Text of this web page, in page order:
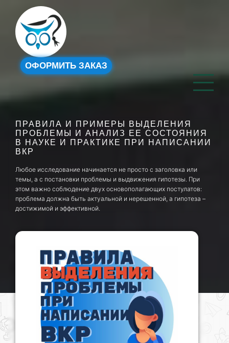
ОФОРМИТЬ ЗАКАЗ
ПРАВИЛА И ПРИМЕРЫ ВЫДЕЛЕНИЯ
ПРОБЛЕМЫ И АНАЛИЗ ЕЕ СОСТОЯНИЯ
В НАУКЕ И ПРАКТИКЕ ПРИ НАПИСАНИИ
ВКР
Любое исследование начинается не просто с заголовка или
темы, а с постановки проблемы и выдвижения гипотезы. При
этом важно соблюдение двух основополагающих постулатов:
проблема должна быть актуальной и нерешенной, а гипотеза –
достижимой и эффективной.